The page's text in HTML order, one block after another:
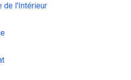
de l'Intérieur